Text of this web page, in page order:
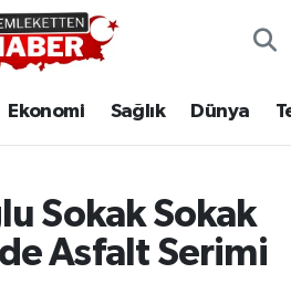
Ekonomi Sağlık Dünya
Sokak Sokak
Asfalt Serimi